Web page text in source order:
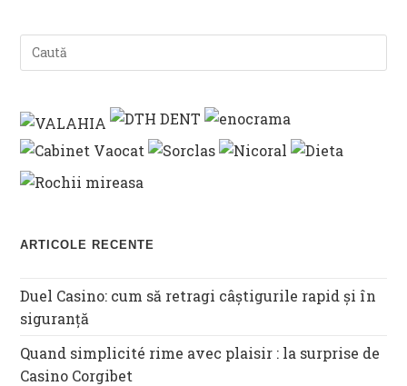
ARTICOLE RECENTE
Duel Casino: cum să retragi câștigurile rapid și în
siguranță
Quand simplicité rime avec plaisir : la surprise de
Casino Corgibet